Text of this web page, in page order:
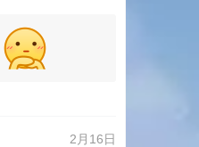
2月16日